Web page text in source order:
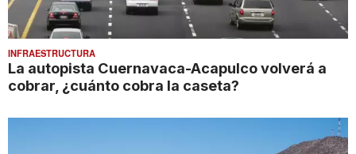
INFRAESTRUCTURA
La autopista Cuernavaca-Acapulco volverá a
cobrar, ¿cuánto cobra la caseta?